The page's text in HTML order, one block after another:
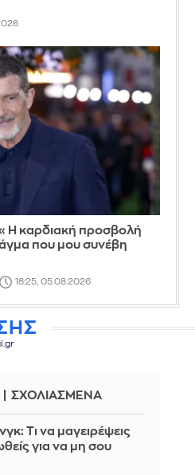
καρδιακή προσβολή
που μου συνέβη
18:25, 05.08.2026
ΣΧΟΛΙΑΣΜΕΝΑ
Τι να μαγειρέψεις
για να μη σου